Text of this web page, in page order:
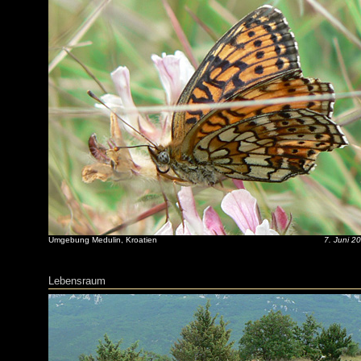
Umgebung Medulin, Kroatien 7. Juni
Lebensraum